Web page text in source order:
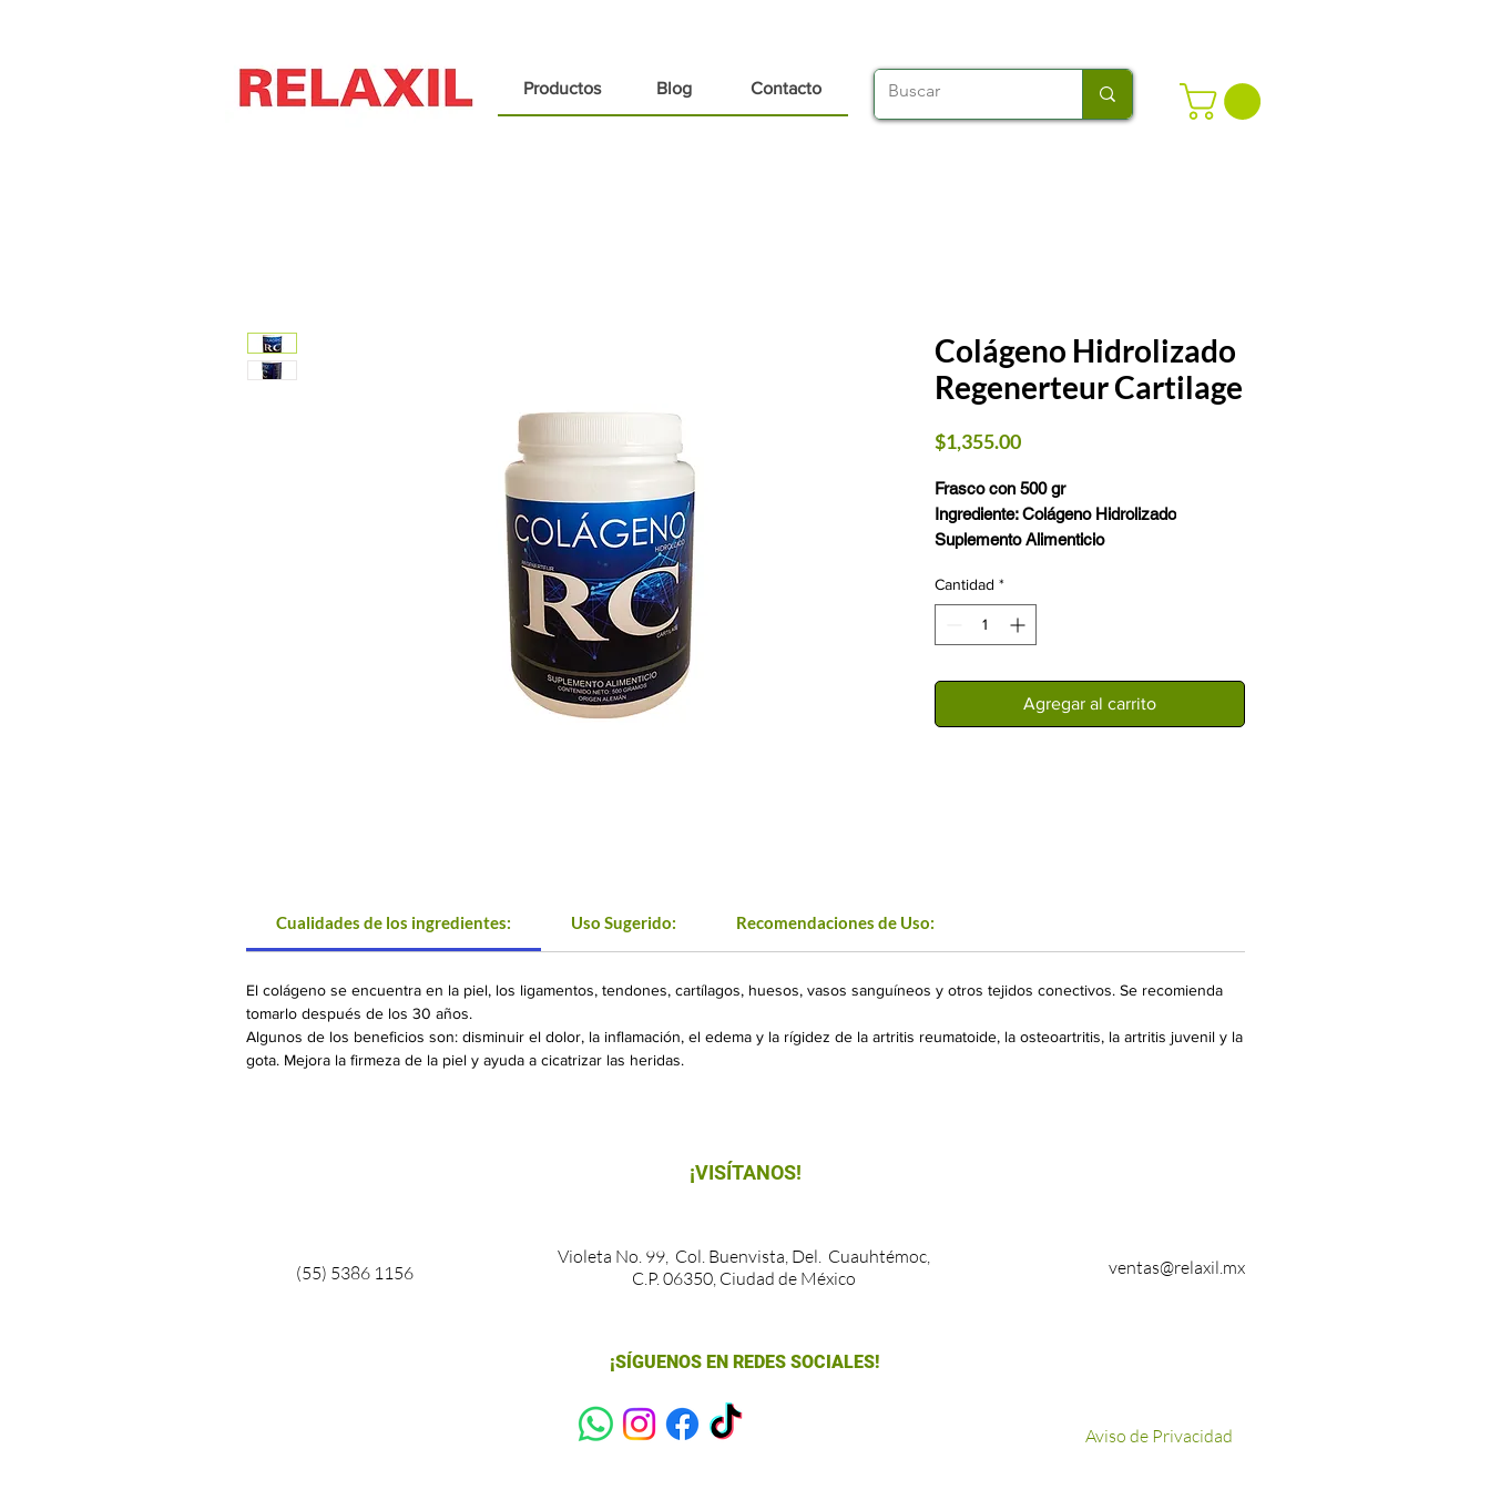
Productos Blog Contacto
Colágeno Hidrolizado
Regenerteur Cartilage
$1,355.00Precio
Frasco con 500 gr
Ingrediente: Colágeno Hidrolizado
Suplemento Alimenticio
Cantidad *
Agregar al carrito
Cualidades de los ingredientes: Uso Sugerido: Recomendaciones de Uso:
El colágeno se encuentra en la piel, los ligamentos, tendones, cartílagos, huesos, vasos sanguíneos y otros tejidos conectivos. Se recomienda
tomarlo después de los 30 años.
Algunos de los beneficios son: disminuir el dolor, la inflamación, el edema y la rígidez de la artritis reumatoide, la osteoartritis, la artritis juvenil y la
gota. Mejora la firmeza de la piel y ayuda a cicatrizar las heridas.
¡VISÍTANOS!
(55) 5386 1156
Violeta No. 99, Col. Buenvista, Del. Cuauhtémoc,
C.P. 06350, Ciudad de México
ventas@relaxil.mx
¡SÍGUENOS EN REDES SOCIALES!
Aviso de Privacidad